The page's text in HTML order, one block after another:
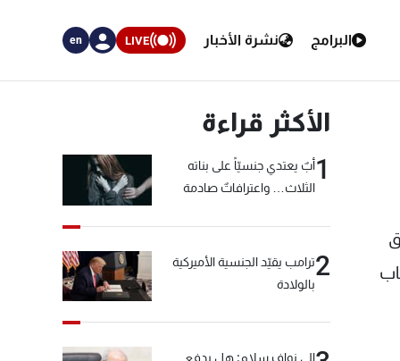
البرامج نشرة الأخبار LIVE
en
الأكثر قراءة
1أبٌ يعتدي جنسيّاً على بناته
الثلاث… واعترافاتٌ صادمة
2ترامب يقيّد الجنسية الأميركية
بالولادة
الى نواف سلام: هل يدفع